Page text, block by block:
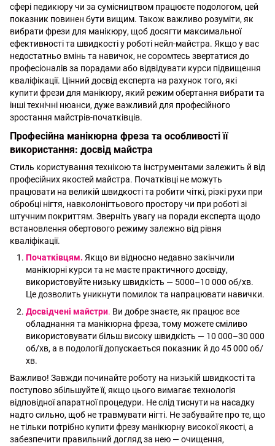
сфері педикюру чи за сумісництвом працюєте подологом, цей
показник повинен бути вищим. Також важливо розуміти, як
вибрати фрези для манікюру, щоб досягти максимальної
ефективності та швидкості у роботі нейл-майстра. Якщо у вас
недостатньо вмінь та навичок, не соромтесь звертатися до
професіоналів за порадами або відвідувати курси підвищення
кваліфікації. Цінний досвід експерта на рахунок того, які
купити фрези для манікюру, який режим обертання вибрати та
інші технічні нюанси, дуже важливий для професійного
зростання майстрів-початківців.
Професійна манікюрна фреза та особливості її
використання: досвід майстра
Стиль користування технікою та інструментами залежить й від
професійних якостей майстра. Початківці не можуть
працювати на великій швидкості та робити чіткі, різкі рухи при
обробці нігтя, навколонігтьового простору чи при роботі зі
штучним покриттям. Зверніть увагу на поради експерта щодо
встановлення обертового режиму залежно від рівня
кваліфікації.
Початківцям. Якщо ви відносно недавно закінчили
манікюрні курси та не маєте практичного досвіду,
використовуйте низьку швидкість — 5000–10 000 об/хв.
Це дозволить уникнути помилок та напрацювати навички.
Досвідчені майстри. Ви добре знаєте, як працює все
обладнання та манікюрна фреза, тому можете сміливо
використовувати більш високу швидкість — 10 000–30 000
об/хв, а в подології допускається показник й до 45 000 об/
хв.
Важливо! Завжди починайте роботу на низькій швидкості та
поступово збільшуйте її, якщо цього вимагає технологія
відповідної апаратної процедури. Не слід тиснути на насадку
надто сильно, щоб не травмувати нігті. Не забувайте про те, що
не тільки потрібно купити фрезу манікюрну високої якості, а
забезпечити правильний догляд за нею — очищення,